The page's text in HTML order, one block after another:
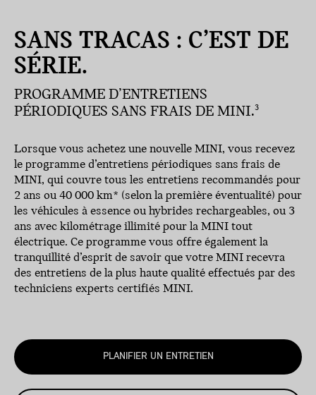
SANS TRACAS : C’EST DE
SÉRIE.
PROGRAMME D’ENTRETIENS
PÉRIODIQUES SANS FRAIS DE MINI.3
Lorsque vous achetez une nouvelle MINI, vous recevez
le programme d’entretiens périodiques sans frais de
MINI, qui couvre tous les entretiens recommandés pour
2 ans ou 40 000 km* (selon la première éventualité) pour
les véhicules à essence ou hybrides rechargeables, ou 3
ans avec kilométrage illimité pour la MINI tout
électrique. Ce programme vous offre également la
tranquillité d’esprit de savoir que votre MINI recevra
des entretiens de la plus haute qualité effectués par des
techniciens experts certifiés MINI.
PLANIFIER UN ENTRETIEN